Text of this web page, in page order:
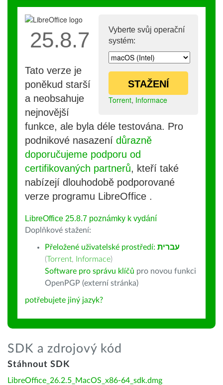
Vyberte svůj operační
systém:
STAŽENÍ
Torrent, Informace
25.8.7
Tato verze je
poněkud starší
a neobsahuje
nejnovější
funkce, ale byla déle testována. Pro
podnikové nasazení důrazně
doporučujeme podporu od
certifikovaných partnerů, kteří také
nabízejí dlouhodobě podporované
verze programu LibreOffice .
LibreOffice 25.8.7 poznámky k vydání
Doplňkové stažení:
Přeložené uživatelské prostředí: עברית
(Torrent, Informace)
Software pro správu klíčů pro novou funkci
OpenPGP (externí stránka)
potřebujete jiný jazyk?
SDK a zdrojový kód
Stáhnout SDK
LibreOffice_26.2.5_MacOS_x86-64_sdk.dmg